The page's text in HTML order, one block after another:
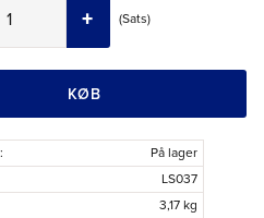
Sats
+
KØB
På lager
LS037
3,17 kg